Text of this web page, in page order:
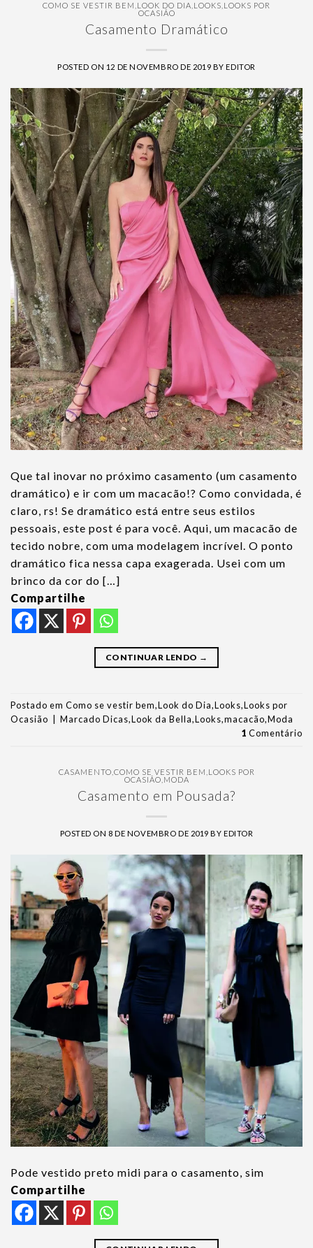
COMO SE VESTIR BEM LOOK DO DIA LOOKS LOOKS POR
OCASIÃO
Casamento Dramático
POSTED ON 12 DE NOVEMBRO DE 2019 BYEDITOR
Que tal inovar no próximo casamento (um casamento
dramático) e ir com um macacão!? Como convidada, é
claro, rs! Se dramático está entre seus estilos
pessoais, este post é para você. Aqui, um macacão de
tecido nobre, com uma modelagem incrível. O ponto
dramático fica nessa capa exagerada. Usei com um
brinco da cor do […]
Compartilhe
CONTINUAR LENDO →
Postado em Como se vestir bem,Look do Dia,Looks,Looks por
Ocasião
Marcado Dicas,Look da Bella,Looks,macacão,Moda
1 Comentário
CASAMENTO COMO SE VESTIR BEM LOOKS POR
OCASIÃO MODA
Casamento em Pousada?
POSTED ON 8 DE NOVEMBRO DE 2019 BYEDITOR
Pode vestido preto midi para o casamento, sim
Compartilhe